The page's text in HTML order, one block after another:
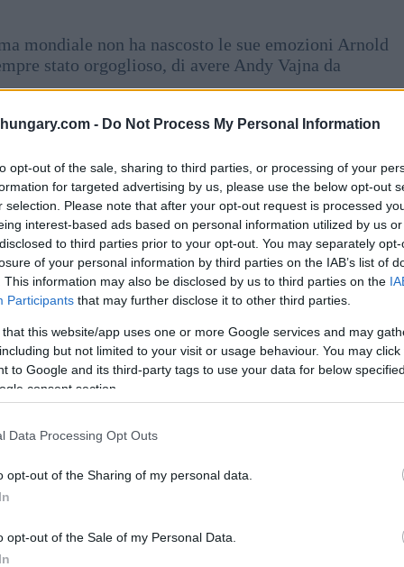
- Do Not Process My Personal Information
opt-out of the sale, sharing to third parties, or processing of your
for targeted advertising by us, please use the below opt-out
selection. Please note that after your opt-out request is processed
interest-based ads based on personal information utilized by us
to third parties prior to your opt-out. You may separately
of your personal information by third parties on the IAB’s list of
This information may also be disclosed by us to third parties on the
Participants that may further disclose it to other third parties.
that this website/app uses one or more Google services and may
but not limited to your visit or usage behaviour. You may
to Google and its third-party tags to use your data for below
consent section.
Data Processing Opt Outs
opt-out of the Sharing of my personal data.
opt-out of the Sale of my Personal Data.
mondiale non ha nascosto le sue emozioni Arnold
stato orgoglioso, di avere Andy Vajna da
il paese che il Fondo nazionale ungherese del
state attirate Budapest, sono stati creati
Ho trascorso tre mesi in Ungheria mentre giravo
Wi che ha preparato Era un grande cuoco
Non potevo crederci, Andy avrebbe meritato
avrebbe meritato di averlo intorno per un
una persona estremamente importante nella mia
Andy Vajna a Budapest
inizia le riprese a Budapest
ha collaborato per la prima volta con Andy Vajna